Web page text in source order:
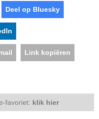
Deel op Bluesky
Link kopiëren
favoriet: klik hier